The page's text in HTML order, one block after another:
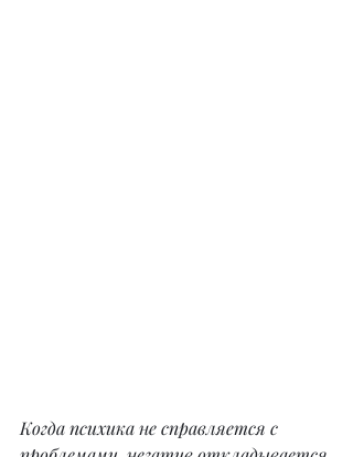
Когда психика не справляется с